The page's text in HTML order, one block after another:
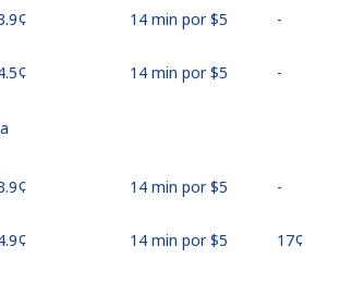
14 min por ⁦$5⁩ -
14 min por ⁦$5⁩ -
14 min por ⁦$5⁩ -
14 min por ⁦$5⁩ ⁦17¢⁩